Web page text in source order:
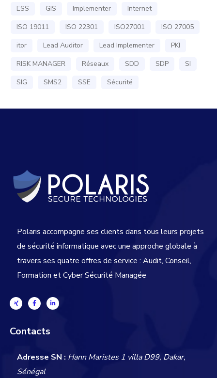
ESS
GIS Implementer
Internet
ISO 19011
ISO 22301 ISO27001
ISO 27005
itor
Lead Auditor Lead Implementer
PKI
RISK MANAGER
Réseaux SDD SDP
SI
SIG
SMS2 SSE Sécurité
Polaris accompagne ses clients dans tous leurs projets
de sécurité informatique avec une approche globale à
travers ses quatre offres de service : Audit, Conseil,
Formation et Cyber Sécurité Managée
Contacts
Adresse SN : Hann Maristes 1 villa D99, Dakar,
Sénégal